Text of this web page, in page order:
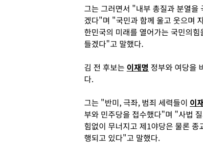
그는 그러면서 "내부 총질과 분열을
겠다"며 "국민과 함께 울고 웃으며
한민국의 미래를 열어가는 국민의힘
들겠다"고 말했다.
김 전 후보는 이재명 정부와 여당을
다.
그는 "반미, 극좌, 범죄 세력들이 이
부와 민주당을 접수했다"며 "사법
힘없이 무너지고 제1야당은 물론
행되고 있다"고 말했다.